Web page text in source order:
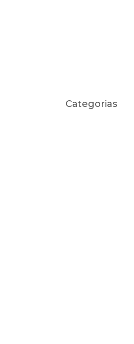
Categorias